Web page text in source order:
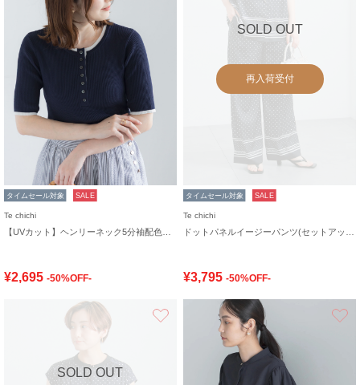
タイムセール対象 SALE
Te chichi
¥2,695 -50%OFF-
SOLD OUT
再入荷受付
タイムセール対象 SALE
Te chichi
¥3,795 -50%OFF-
SOLD OUT
お気に入り